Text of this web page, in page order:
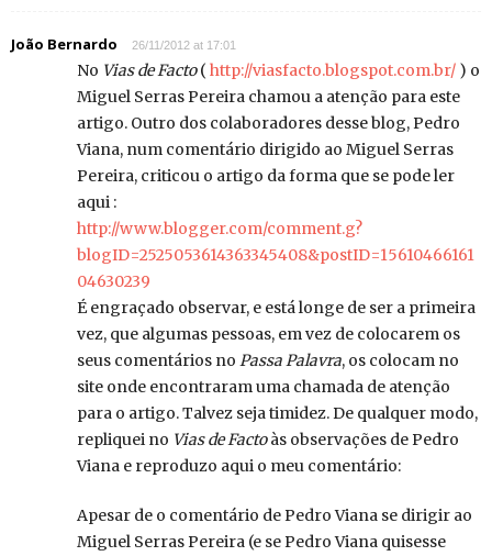
João Bernardo 26/11/2012 at 17:01
No Vias de Facto( http://viasfacto.blogspot.com.br/ ) o
Miguel Serras Pereira chamou a atenção para este
artigo. Outro dos colaboradores desse blog, Pedro
Viana, num comentário dirigido ao Miguel Serras
Pereira, criticou o artigo da forma que se pode ler
aqui :
http://www.blogger.com/comment.g?
blogID=2525053614363345408&postID=15610466161
04630239
É engraçado observar, e está longe de ser a primeira
vez, que algumas pessoas, em vez de colocarem os
seus comentários no Passa Palavra, os colocam no
site onde encontraram uma chamada de atenção
para o artigo. Talvez seja timidez. De qualquer modo,
repliquei no Vias de Factoàs observações de Pedro
Viana e reproduzo aqui o meu comentário:
Apesar de o comentário de Pedro Viana se dirigir ao
Miguel Serras Pereira (e se Pedro Viana quisesse